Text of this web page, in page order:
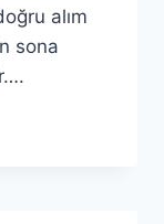
alım
sona